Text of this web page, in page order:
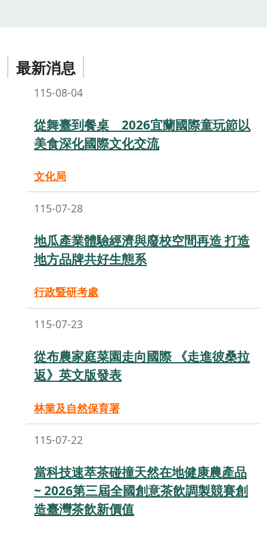
最新消息
115-08-04
從舞臺到餐桌 2026宜蘭國際童玩節以
美食深化國際文化交流
文化局
115-07-28
地瓜產業體驗經濟與廢校空間再造 打造
地方品牌共好生態系
行政暨研考處
115-07-23
從布農家庭菜園走向國際 《走進彼桑拉
返》英文版發表
林業及自然保育署
115-07-22
當科技速萃茶碰撞天然在地健康農產品
~ 2026第三屆全國創意茶飲調製競賽創
造臺灣茶飲新價值